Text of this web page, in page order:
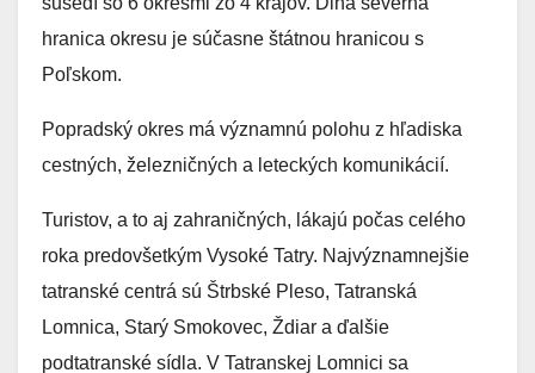
hranica okresu je súčasne štátnou hranicou s
Poľskom.
Popradský okres má významnú polohu z hľadiska
cestných, železničných a leteckých komunikácií.
Turistov, a to aj zahraničných, lákajú počas celého
roka predovšetkým Vysoké Tatry. Najvýznamnejšie
tatranské centrá sú Štrbské Pleso, Tatranská
Lomnica, Starý Smokovec, Ždiar a ďalšie
podtatranské sídla. V Tatranskej Lomnici sa